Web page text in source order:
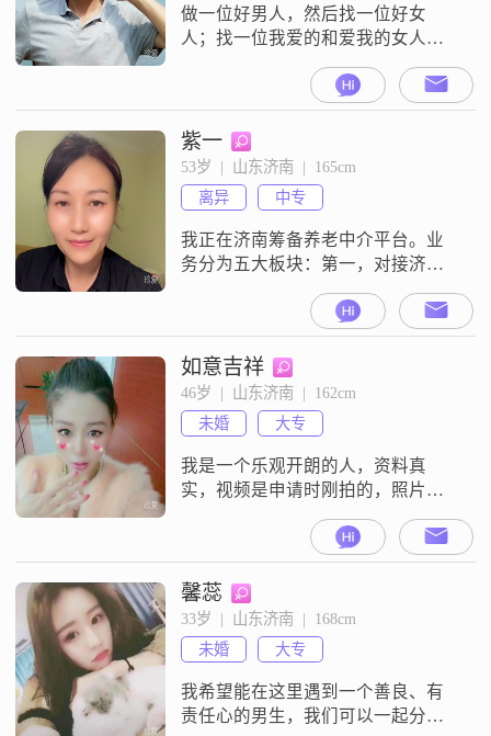
来以真心换真心，以同理心共情他
人
做一位好男人，然后找一位好女
人；找一位我爱的和爱我的女人，
和和睦睦、恩恩爱爱地牵手余生。
济南人:书香门第（父母及两个舅舅
都是人民教师），知书达理，热爱
生活，干净利索，乐观向上。喜欢
体育，读书看报，尤喜乒羽及诗词
文学等。央企退休，有两套房，出
租一套两室一厅的，居住一套全款
新买恒大精装三室两厅一卫南北通
透之居室（地下室、地
紫一
53岁  |  山东济南  |  165cm
离异
中专
我正在济南筹备养老中介平台。业
务分为五大板块：第一，对接济南
适的养老院；第二，居家养老服
务，推荐专业护工、钟点工、住家
保姆；第三，组织中老年短途康养
旅游，轻松舒适，适配老年人节
奏；第四，对接各类助老器械、老
年辅助用品。第五，中老年心理疗
愈老龄化时代，养老是长久且有温
度的事业。如果有志同道合
如意吉祥
46岁  |  山东济南  |  162cm
未婚
大专
我是一个乐观开朗的人，资料真
实，视频是申请时刚拍的，照片最
半，希望对方是一位善良正直孝顺
的人非诚勿扰！！喜欢旅游，宅
家，运动健身聪明的人都会认真看
汉堡🍔照片上的包装纸本人未开通
会员，各位的留言看不到且无法回
复，抱歉！我对于网络相亲，本身
不排斥，但是也不期望，如果能遇
到最好，遇不到才是最正常
馨蕊
33岁  |  山东济南  |  168cm
未婚
大专
我希望能在这里遇到一个善良、有
责任心的男生，我们可以一起分享